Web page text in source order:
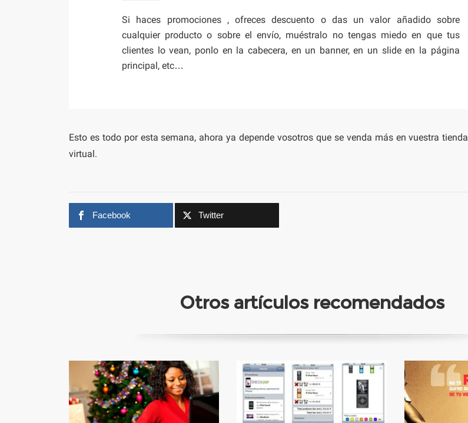
Si haces promociones , ofreces descuento o das un valor añadido sobre
cualquier producto o sobre el envío, muéstralo no tengas miedo en que tus
clientes lo vean, ponlo en la cabecera, en un banner, en un slide en la página
principal, etc…
Esto es todo por esta semana, ahora ya depende vosotros que se venda más en vuestra tienda
virtual.
Facebook Twitter
Otros artículos recomendados